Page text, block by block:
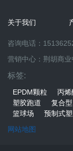
关于我们
咨询电话：
营销中心：荆胡商业
标签:
EPDM颗粒 丙烯
塑胶跑道
复合
篮球场
预制式
网站地图